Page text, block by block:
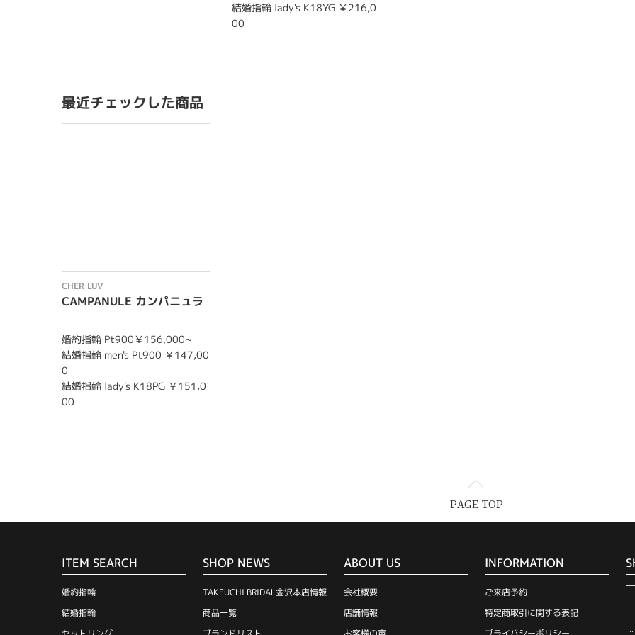
結婚指輪 lady's K18YG ￥216,0
00
最近チェックした商品
CHER LUV
CAMPANULE カンパニュラ
婚約指輪 Pt900￥156,000~
結婚指輪 men's Pt900 ￥147,00
0
結婚指輪 lady's K18PG ￥151,0
00
PAGE TOP
ITEM SEARCH
婚約指輪
結婚指輪
SHOP NEWS
TAKEUCHI BRIDAL金沢本店情報
商品一覧
ABOUT US
会社概要
店舗情報
INFORMATION
ご来店予約
特定商取引に関する表記